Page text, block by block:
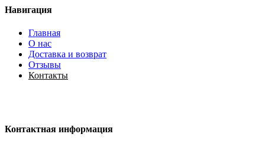
Навигация
Главная
О нас
Доставка и возврат
Отзывы
Контакты
Контактная информация